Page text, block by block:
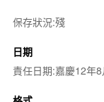
保存狀況:殘
日期
責任日期:嘉慶12年8